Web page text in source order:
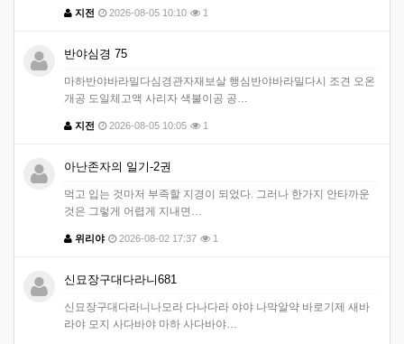
지전 2026-08-05 10:10 1
반야심경 75
마하반야바라밀다심경관자재보살 행심반야바라밀다시 조견 오온
개공 도일체고액 사리자 색불이공 공…
지전 2026-08-05 10:05 1
아난존자의 일기-2권
먹고 입는 것마저 부족할 지경이 되었다. 그러나 한가지 안타까운
것은 그렇게 어렵게 지내면…
위리야 2026-08-02 17:37 1
신묘장구대다라니681
신묘장구대다라니나모라 다나다라 야야 나막알약 바로기제 새바
라야 모지 사다바야 마하 사다바야…